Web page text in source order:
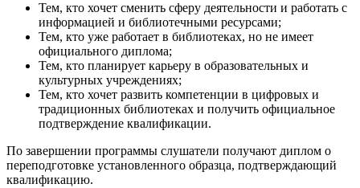
Тем, кто хочет сменить сферу деятельности и работать с
информацией и библиотечными ресурсами;
Тем, кто уже работает в библиотеках, но не имеет
официального диплома;
Тем, кто планирует карьеру в образовательных и
культурных учреждениях;
Тем, кто хочет развить компетенции в цифровых и
традиционных библиотеках и получить официальное
подтверждение квалификации.
По завершении программы слушатели получают диплом о
переподготовке установленного образца, подтверждающий
квалификацию.